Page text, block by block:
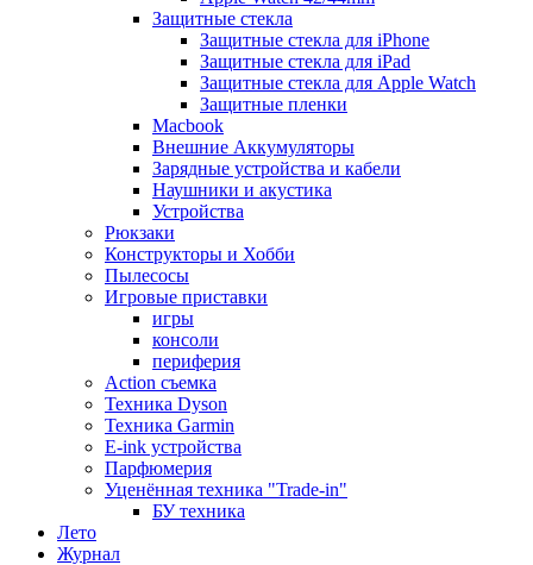
Защитные стекла
Защитные стекла для iPhone
Защитные стекла для iPad
Защитные стекла для Apple Watch
Защитные пленки
Macbook
Внешние Аккумуляторы
Зарядные устройства и кабели
Наушники и акустика
Устройства
Рюкзаки
Конструкторы и Хобби
Пылесосы
Игровые приставки
игры
консоли
периферия
Action съемка
Техника Dyson
Техника Garmin
E-ink устройства
Парфюмерия
Уценённая техника "Trade-in"
БУ техника
Лето
Журнал